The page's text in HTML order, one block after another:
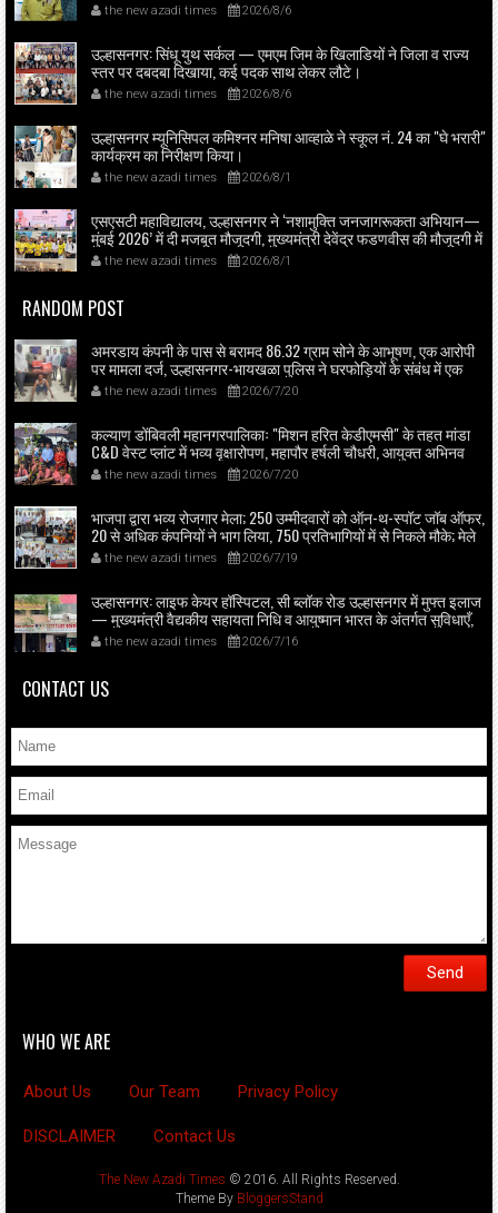
the new azadi times 2026/8/6
उल्हासनगर: सिंधू युथ सर्कल — एमएम जिम के खिलाडियों ने जिला व राज्य
स्तर पर दबदबा दिखाया, कई पदक साथ लेकर लौटे।
the new azadi times 2026/8/6
उल्हासनगर म्यूनिसिपल कमिश्नर मनिषा आव्हाळे ने स्कूल नं. 24 का "घे भरारी"
कार्यक्रम का निरीक्षण किया।
the new azadi times 2026/8/1
एसएसटी महाविद्यालय, उल्हासनगर ने ‘नशामुक्ति जनजागरूकता अभियान—
मुंबई 2026’ में दी मजबूत मौजूदगी, मुख्यमंत्री देवेंद्र फडणवीस की मौजूदगी में
मुंबई के एनएससीआई डोम में आयोजित शपथ ग्रहण समारोह का लाइव
प्रसारण उल्हासनगर में भी दिखाया गया; छात्रों ने प्रत्यक्ष व ऑनलाइन
the new azadi times 2026/8/1
RANDOM POST
अमरडाय कंपनी के पास से बरामद 86.32 ग्राम सोने के आभूषण, एक आरोपी
पर मामला दर्ज, उल्हासनगर-भायखळा पुलिस ने घरफोड़ियों के संबंध में एक
आरोपी से महत्वपूर्ण पूछताछ के बाद आरोपी के साथी के ठिकाने से 10,90,261
रुपये मूल्य के सोने के आभूषण बरामद किए।
the new azadi times 2026/7/20
कल्याण डोंबिवली महानगरपालिकाः "मिशन हरित केडीएमसी" के तहत मांडा
C&D वेस्ट प्लांट में भव्य वृक्षारोपण, महापौर हर्षली चौधरी, आयुक्त अभिनव
गोयल व स्थानीय पार्षदों की मौजूदगी में स्कूल बच्चों ने भी उत्साहपूर्वक लिया
भाग।
the new azadi times 2026/7/20
भाजपा द्वारा भव्य रोजगार मेला; 250 उम्मीदवारों को ऑन-थ-स्पॉट जॉब ऑफर,
20 से अधिक कंपनियों ने भाग लिया, 750 प्रतिभागियों में से निकले मौके; मेले
का उद्घाटन भाजपा ज़िला अध्यक्ष राजेश वधारिया ने किया।
the new azadi times 2026/7/19
उल्हासनगर: लाइफ केयर हॉस्पिटल, सी ब्लॉक रोड उल्हासनगर में मुफ्त इलाज
— मुख्यमंत्री वैद्यकीय सहायता निधि व आयुष्मान भारत के अंतर्गत सुविधाएँ,
लाइफ केयर में मुफ्त डायलिसिस व 24×7 लैब, महत्मा फुले जन आरोग्य योजना
के तहत भी मरीजों को इलाज; 50 बेड व दो आधुनिक ऑपरेशन थिएटर
the new azadi times 2026/7/16
CONTACT US
WHO WE ARE
About Us Our Team Privacy Policy
DISCLAIMER Contact Us
The New Azadi Times © 2016. All Rights Reserved.
Theme By BloggersStand